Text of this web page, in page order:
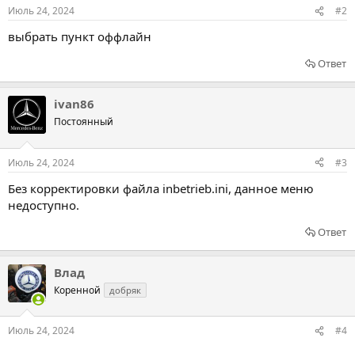
Июль 24, 2024 #2
выбрать пункт оффлайн
Ответ
ivan86
Постоянный
Июль 24, 2024 #3
Без корректировки файла inbetrieb.ini, данное меню
недоступно.
Ответ
Влад
Коренной добряк
Июль 24, 2024 #4